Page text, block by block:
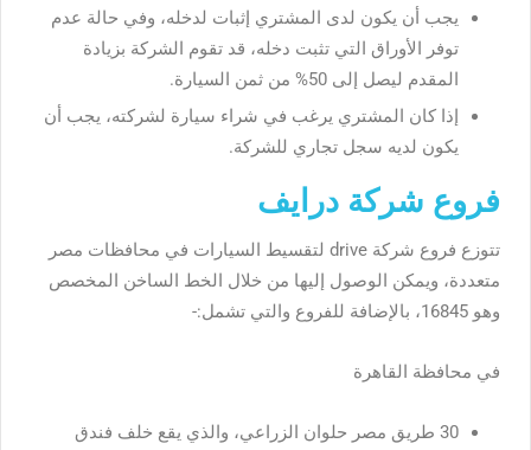
يجب أن يكون لدى المشتري إثبات لدخله، وفي حالة عدم
توفر الأوراق التي تثبت دخله، قد تقوم الشركة بزيادة
المقدم ليصل إلى 50% من ثمن السيارة.
إذا كان المشتري يرغب في شراء سيارة لشركته، يجب أن
يكون لديه سجل تجاري للشركة.
فروع شركة درايف
تتوزع فروع شركة drive لتقسيط السيارات في محافظات مصر
متعددة، ويمكن الوصول إليها من خلال الخط الساخن المخصص
وهو 16845، بالإضافة للفروع والتي تشمل:-
في محافظة القاهرة
30 طريق مصر حلوان الزراعي، والذي يقع خلف فندق